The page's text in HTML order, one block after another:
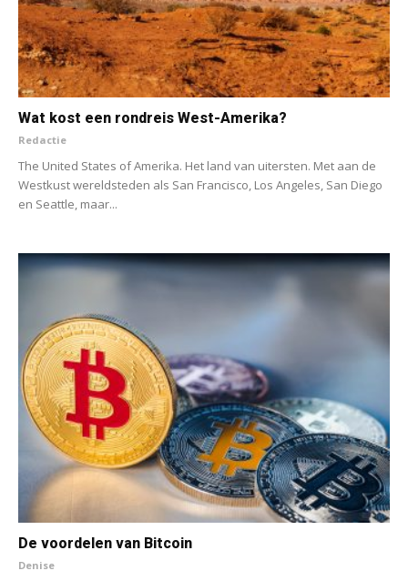
Wat kost een rondreis West-Amerika?
Redactie
The United States of Amerika. Het land van uitersten. Met aan de
Westkust wereldsteden als San Francisco, Los Angeles, San Diego
en Seattle, maar...
De voordelen van Bitcoin
Denise